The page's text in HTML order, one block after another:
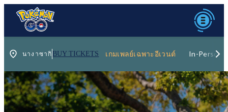
เกมเพลย์เฉพาะอีเวนต์ In-Person
BUY TICKETS